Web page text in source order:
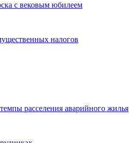
с вековым юбилеем
налогов
расселения аварийного жилья